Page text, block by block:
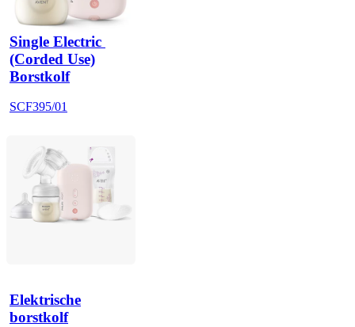
Single Electric
(Corded Use)
Borstkolf
SCF395/01
Elektrische
borstkolf